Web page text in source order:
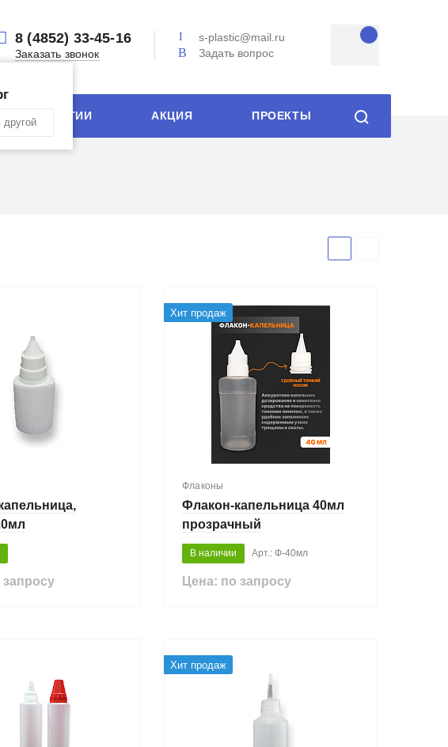
другой
8 (4852) 33-45-16
Заказать звонок
s-plastic@mail.ru
Задать вопрос
ТЕХНОЛОГИИ АКЦИЯ ПРОЕКТЫ
Хит продаж
Флаконы
Флакон-капельница 40мл
прозрачный
В наличии Арт.: Ф-40мл
Цена: по запросу
Хит продаж